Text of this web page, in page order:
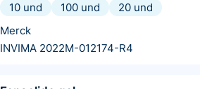
10 und
100 und
20 und
Merck
INVIMA 2022M-012174-R4